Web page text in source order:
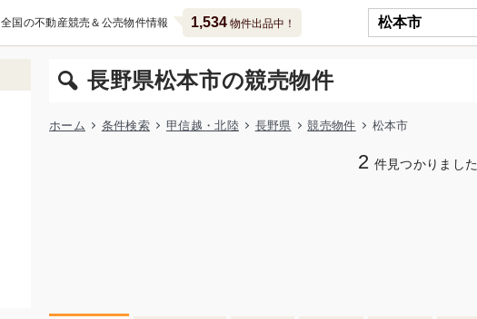
全国の不動産競売＆公売物件情報 1,534物件出品中！
長野県松本市の競売物件
ホーム 条件検索 甲信越・北陸 長野県 競売物件 松本市
2 件見つかりまし